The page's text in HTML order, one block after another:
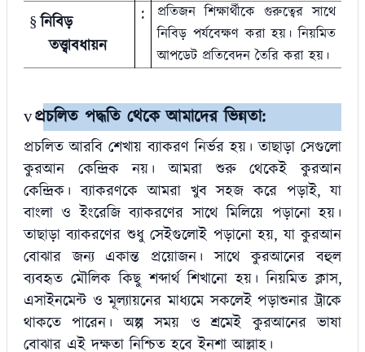
§ নিবিড়
তত্ত্বাবধায়ন
:
প্রতিজন শিক্ষার্থীকে গুরুত্বের সাথে
নিবিড় পর্যবেক্ষণ করা হয়। নিয়মিত
আপডেট প্রতিবেদন তৈরি করা হয়।
vপ্রচলিত পদ্ধতি থেকে আমাদের ভিন্নতা:
প্রচলিত আরবি শেখায় ব্যাকরণ নির্ভর হয়। তাছাড়া সেগুলো
কুরআন কেন্দ্রিক নয়। আমরা শুরু থেকেই কুরআন
কেন্দ্রিক। ব্যাকরণকে আমরা খুব সহজ করে পড়াই, যা
বাংলা ও ইংরেজি ব্যাকরণের সাথে মিলিয়ে পড়ানো হয়।
তাছাড়া ব্যাকরণের শুধু সেইগুলোই পড়ানো হয়, যা কুরআন
বোঝার জন্য একান্ত প্রয়োজন। সাথে কুরআনের বহুল
ব্যবহৃত মৌলিক কিছু শব্দার্থ শিখানো হয়। নিয়মিত ক্লাস,
এসাইনমেন্ট ও মূল্যায়নের মাধ্যমে সকলেই পড়াশুনার ট্রাকে
থাকতে পারেন। অল্প সময় ও শ্রমেই কুরআনের ভাষা
বোঝার এই দক্ষতা নিশ্চিত হবে ইনশা আল্লাহ।